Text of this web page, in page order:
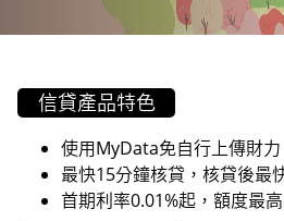
信貸產品特色
使用MyData免自行上傳財力
最快15分鐘核貸，核貸後最
首期利率0.01%起，額度最